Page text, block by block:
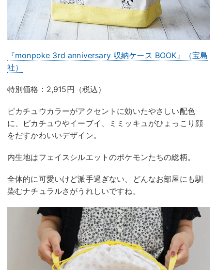
『monpoke 3rd anniversary 収納ケース BOOK』（宝島
社）
特別価格：2,915円（税込）
ピカチュウカラーがアクセントに効いたやさしい配色
に、ピカチュウやイーブイ、ミミッキュがひょっこり顔
をだすかわいいデザイン。
内生地はフェイスシルエットのポケモンたちの総柄。
全体的に可愛いけど派手過ぎない、どんなお部屋にも馴
染むナチュラルさがうれしいですね。